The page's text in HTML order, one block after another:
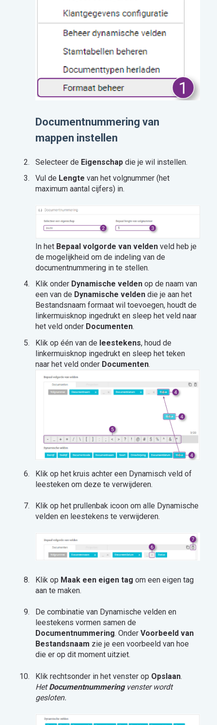
Documentnummering van
mappen instellen
Selecteer de Eigenschap die je wil instellen.
Vul de Lengte van het volgnummer (het
maximum aantal cijfers) in.
In het Bepaal volgorde van velden veld heb je
de mogelijkheid om de indeling van de
documentnummering in te stellen.
Klik onder Dynamische velden op de naam van
een van de Dynamische velden die je aan het
Bestandsnaam formaat wil toevoegen, houdt de
linkermuisknop ingedrukt en sleep het veld naar
het veld onder Documenten.
Klik op één van de leestekens, houd de
linkermuisknop ingedrukt en sleep het teken
naar het veld onder Documenten.
Klik op het kruis achter een Dynamisch veld of
leesteken om deze te verwijderen.
Klik op het prullenbak icoon om alle Dynamische
velden en leestekens te verwijderen.
Klik op Maak een eigen tag om een eigen tag
aan te maken.
De combinatie van Dynamische velden en
leestekens vormen samen de
Documentnummering. Onder Voorbeeld van
Bestandsnaam zie je een voorbeeld van hoe
die er op dit moment uitziet.
Klik rechtsonder in het venster op Opslaan.
HetDocumentnummering venster wordt
gesloten.